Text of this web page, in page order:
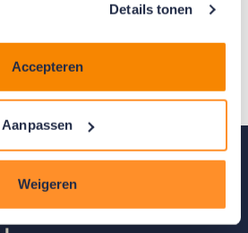
Details tonen
Accepteren
Aanpassen
Weigeren
Onze klantenservice
boven